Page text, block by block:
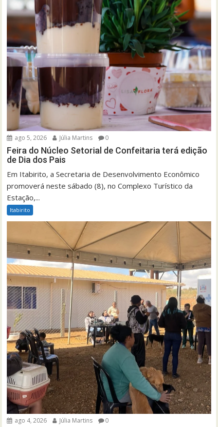
ago 5, 2026 Júlia Martins 0
Feira do Núcleo Setorial de Confeitaria terá edição
de Dia dos Pais
Em Itabirito, a Secretaria de Desenvolvimento Econômico
promoverá neste sábado (8), no Complexo Turístico da
Estação,...
Itabirito
ago 4, 2026 Júlia Martins 0